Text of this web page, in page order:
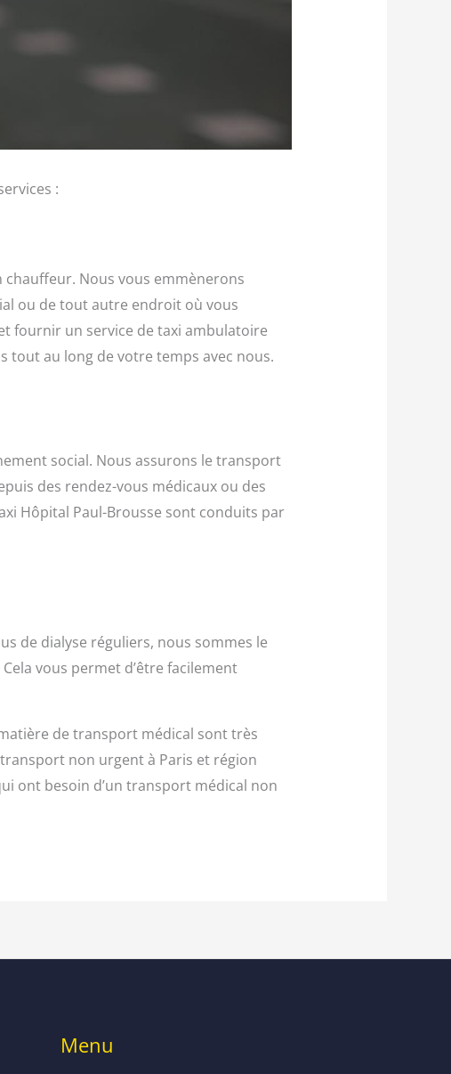
:
chauffeur. Nous vous emmènerons
ou de tout autre endroit où vous
fournir un service de taxi ambulatoire
tout au long de votre temps avec nous.
social. Nous assurons le transport
des rendez-vous médicaux ou des
Hôpital Paul-Brousse sont conduits par
de dialyse réguliers, nous sommes le
vous permet d’être facilement
de transport médical sont très
non urgent à Paris et région
ont besoin d’un transport médical non
Menu